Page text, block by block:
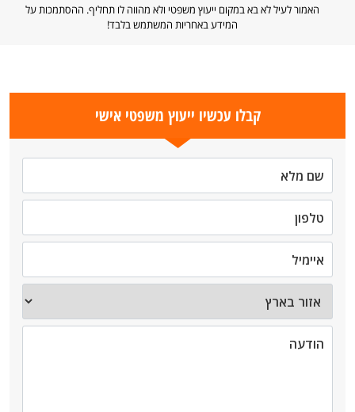
האמור לעיל לא בא במקום ייעוץ משפטי ולא מהווה לו תחליף. ההסתמכות על
המידע באחריות המשתמש בלבד!
קבלו עכשיו ייעוץ משפטי אישי